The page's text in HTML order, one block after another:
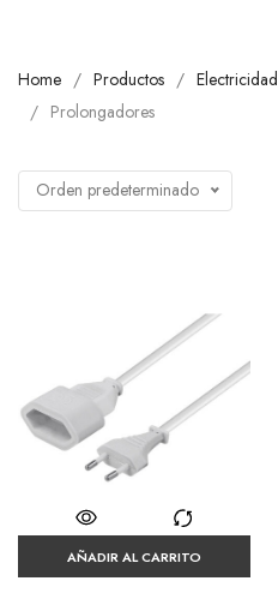
Home Productos Electricidad
Prolongadores
Orden predeterminado
AÑADIR AL CARRITO